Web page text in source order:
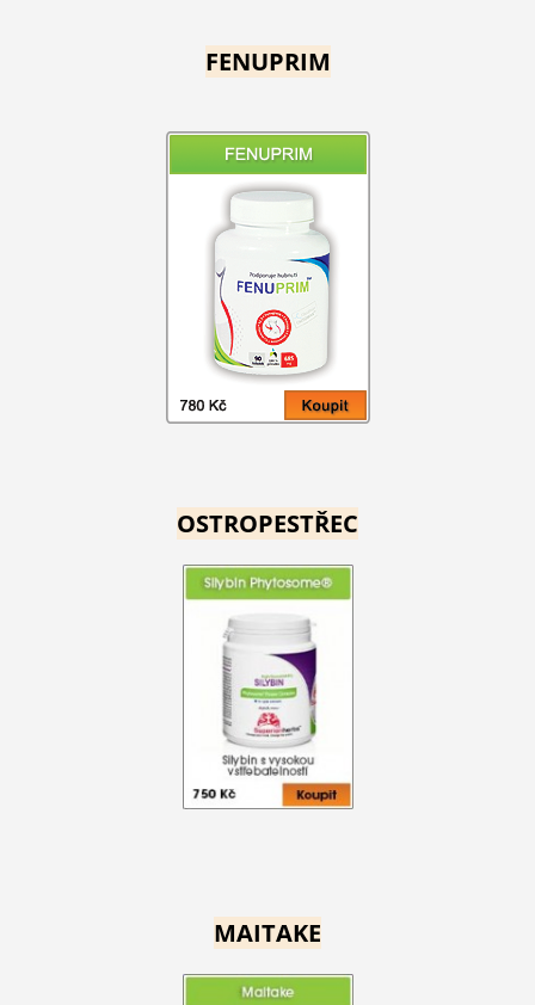
FENUPRIM
OSTROPESTŘEC
MAITAKE